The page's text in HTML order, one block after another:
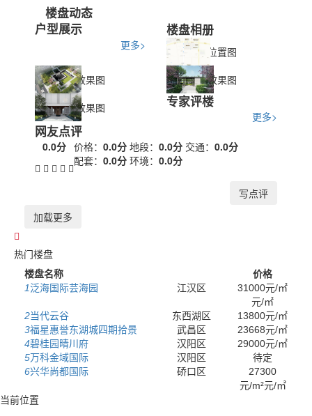
楼盘动态
户型展示
楼盘相册
更多>
位置图
效果图
效果图
效果图
专家评楼
更多>
网友点评
0.0分 价格： 0.0分 地段： 0.0分 交通： 0.0分
配套： 0.0分 环境： 0.0分
写点评
加载更多
热门楼盘
楼盘名称
价格
1泛海国际芸海园 江汉区
31000元/㎡
元/㎡
2当代云谷 东西湖区
13800元/㎡
3福星惠誉东湖城四期拾景 武昌区
23668元/㎡
4碧桂园晴川府 汉阳区
29000元/㎡
5万科金域国际 汉阳区
待定
6兴华尚都国际 硚口区
27300
元/m²元/㎡
当前位置